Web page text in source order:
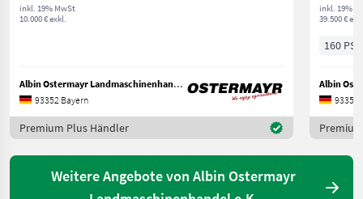
inkl. 19% MwSt
10.000 € exkl.
Albin Ostermayr Landmaschinenhandel e.K.
93352 Bayern
Premium Plus Händler
inkl. 19%
39.500 €
160
93352
Weitere Angebote von Albin Ostermayr